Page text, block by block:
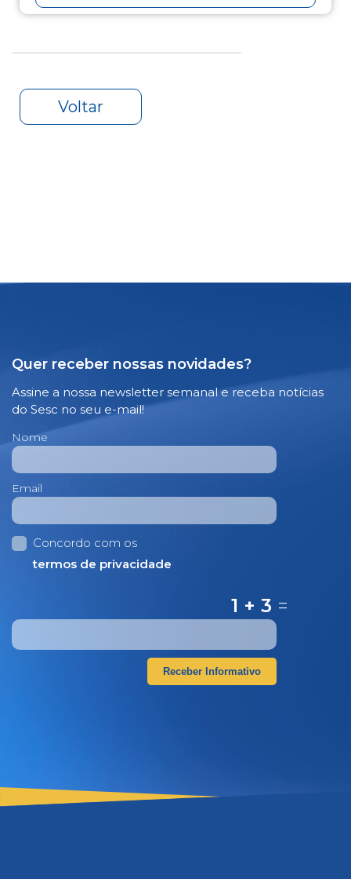
Voltar
Quer receber nossas novidades?
Assine a nossa newsletter semanal e receba notícias
do Sesc no seu e-mail!
Nome
Email
Concordo com os
termos de privacidade
1 + 3 =
Receber Informativo